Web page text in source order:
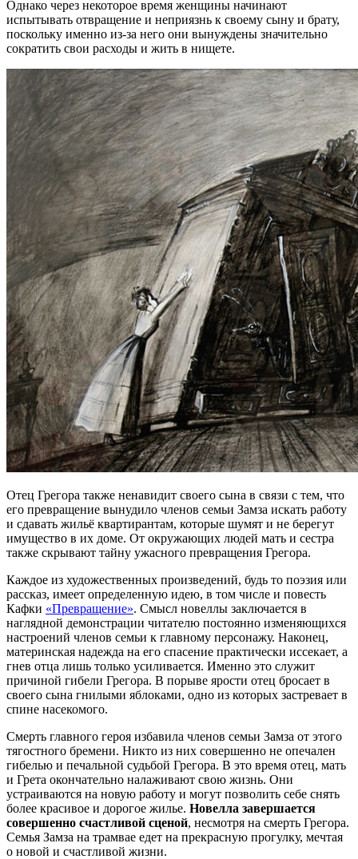
Однако через некоторое время женщины начинают
испытывать отвращение и неприязнь к своему сыну и брату,
поскольку именно из-за него они вынуждены значительно
сократить свои расходы и жить в нищете.
Отец Грегора также ненавидит своего сына в связи с тем, что
его превращение вынудило членов семьи Замза искать работу
и сдавать жильё квартирантам, которые шумят и не берегут
имущество в их доме. От окружающих людей мать и сестра
также скрывают тайну ужасного превращения Грегора.
Каждое из художественных произведений, будь то поэзия или
рассказ, имеет определенную идею, в том числе и повесть
Кафки «Превращение». Смысл новеллы заключается в
наглядной демонстрации читателю постоянно изменяющихся
настроений членов семьи к главному персонажу. Наконец,
материнская надежда на его спасение практически иссекает, а
гнев отца лишь только усиливается. Именно это служит
причиной гибели Грегора. В порыве ярости отец бросает в
своего сына гнилыми яблоками, одно из которых застревает в
спине насекомого.
Смерть главного героя избавила членов семьи Замза от этого
тягостного бремени. Никто из них совершенно не опечален
гибелью и печальной судьбой Грегора. В это время отец, мать
и Грета окончательно налаживают свою жизнь. Они
устраиваются на новую работу и могут позволить себе снять
более красивое и дорогое жилье. Новелла завершается
совершенно счастливой сценой, несмотря на смерть Грегора.
Семья Замза на трамвае едет на прекрасную прогулку, мечтая
о новой и счастливой жизни.